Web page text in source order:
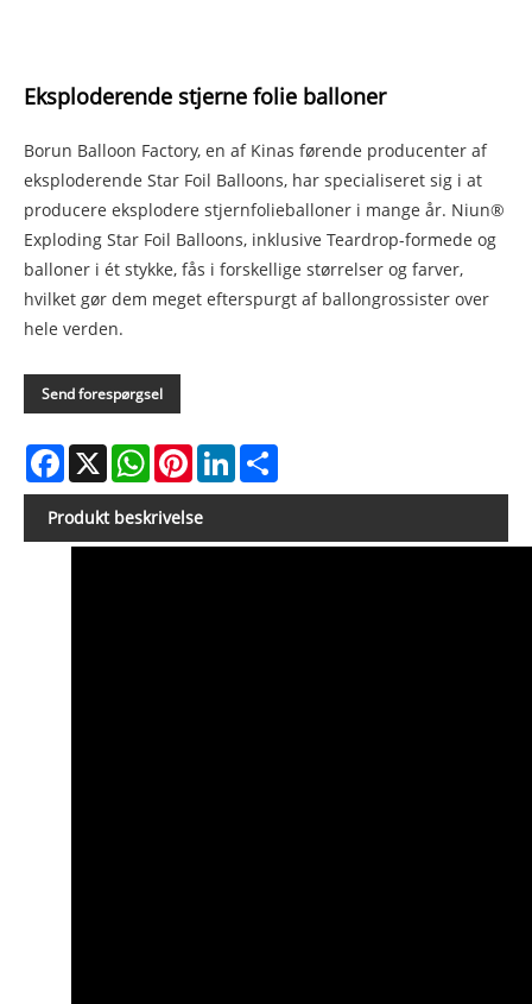
Eksploderende stjerne folie balloner
Borun Balloon Factory, en af ​​Kinas førende producenter af
eksploderende Star Foil Balloons, har specialiseret sig i at
producere eksplodere stjernfolieballoner i mange år. Niun®
Exploding Star Foil Balloons, inklusive Teardrop-formede og
balloner i ét stykke, fås i forskellige størrelser og farver,
hvilket gør dem meget efterspurgt af ballongrossister over
hele verden.
Send forespørgsel
Facebook
X WhatsAppPinterestLinkedIn
Produkt beskrivelse